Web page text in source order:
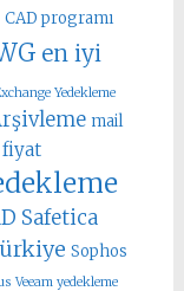
CAD programı
en iyi
Yedekleme
mail
Safetica
Sophos
Veeam yedekleme